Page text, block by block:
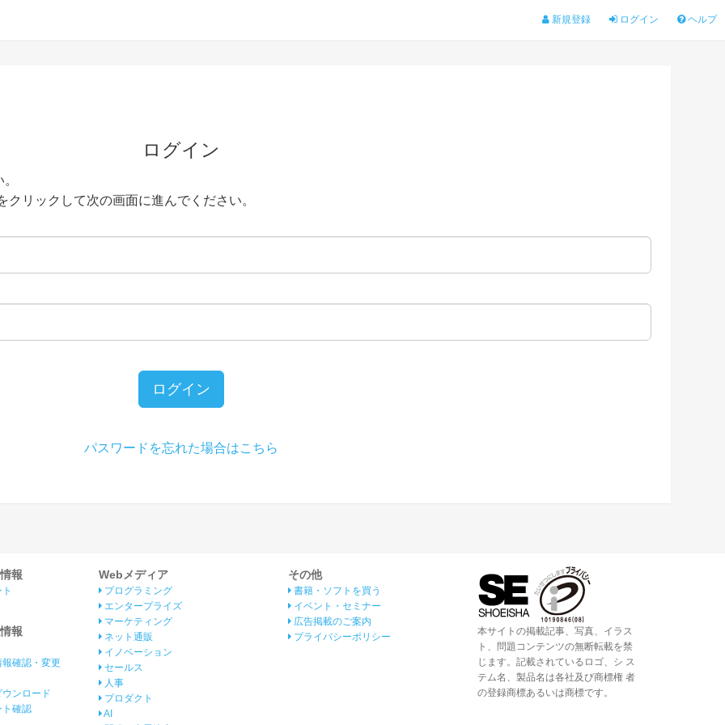
新規登録 ログイン ヘルプ
ログイン
リックして次の画面に進んでください。
ログイン
パスワードを忘れた場合はこちら
報
報
確認・変更
ンロード
確認
Webメディア
プログラミング
エンタープライズ
マーケティング
ネット通販
イノベーション
セールス
人事
プロダクト
AI
その他
書籍・ソフトを買う
イベント・セミナー
広告掲載のご案内
プライバシーポリシー
本サイトの掲載記事、写真、イラス
ト、問題コンテンツの無断転載を禁
じます。記載されているロゴ、シ ス
テム名、製品名は各社及び商標権 者
の登録商標あるいは商標です。